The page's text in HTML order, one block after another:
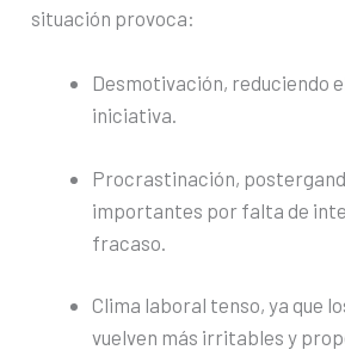
situación provoca:
Desmotivación, reduciendo
iniciativa.
Procrastinación,
importantes por falta de
fracaso.
Clima laboral tenso, ya que
vuelven más irritables y